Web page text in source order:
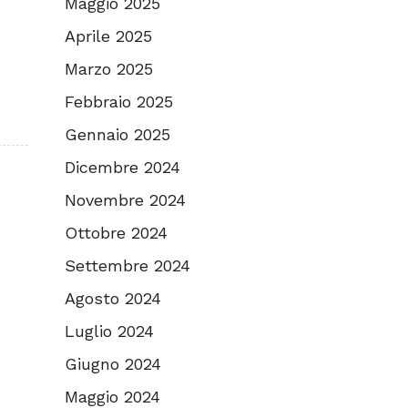
Aprile 2025
Marzo 2025
Febbraio 2025
Gennaio 2025
Dicembre 2024
Novembre 2024
Ottobre 2024
Settembre 2024
Agosto 2024
Luglio 2024
Giugno 2024
Maggio 2024